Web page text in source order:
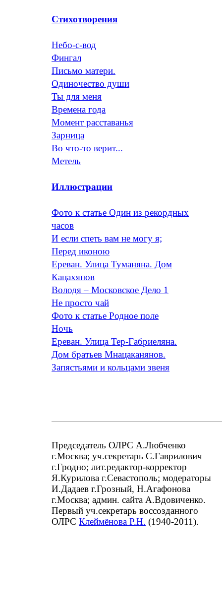
Стихотворения
Небо-с-вод
Фингал
Письмо матери.
Одиночество души
Ты для меня
Времена года
Момент расставанья
Зарница
Во что-то верит...
Метель
Иллюстрации
Фото к статье Один из рекордных
часов
И если спеть вам не могу я;
Перед иконою
Ереван. Улица Туманяна. Дом
Кацахянов
Володя – Московское Дело 1
Не просто чай
Фото к статье Родное поле
Ночь
Ереван. Улица Тер-Габриеляна.
Дом братьев Мнацаканянов.
Запястьями и кольцами звеня
Председатель ОЛРС А.Любченко
г.Москва; уч.секретарь С.Гаврилович
г.Гродно; лит.редактор-корректор
Я.Курилова г.Севастополь; модераторы
И.Дадаев г.Грозный, Н.Агафонова
г.Москва; админ. сайта А.Вдовиченко.
Первый уч.секретарь воссозданного
ОЛРС Клеймёнова Р.Н. (1940-2011).